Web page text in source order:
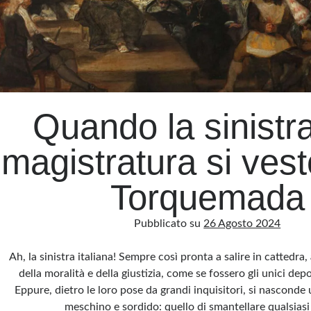
Quando la
magistratura si
Torquemada
Pubblicato su 26 Agosto 2024
Ah, la sinistra italiana! Sempre così pronta a salire in
della moralità e della giustizia, come se fossero gli unici
Eppure, dietro le loro pose da grandi inquisitori, si nasconde
meschino e sordido: quello di smantellare